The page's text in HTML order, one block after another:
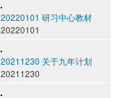
20220101 研习中心教材
20220101
20211230 关于九年计划
20211230